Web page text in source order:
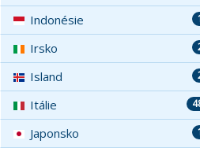
Indonésie
Irsko
Island
Itálie
Japonsko